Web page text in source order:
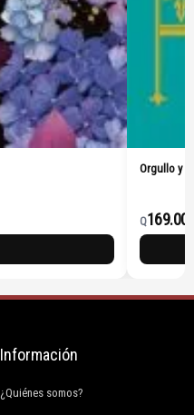
Información
¿Quiénes somos?